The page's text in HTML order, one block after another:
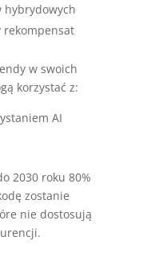
hybrydowych
rekompensat
w swoich
korzystać z:
AI
2030 roku 80%
zostanie
nie dostosują